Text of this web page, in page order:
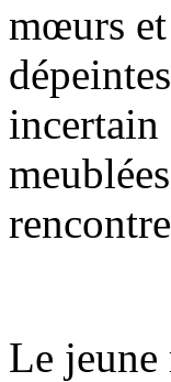
mœurs
incertain
Le jeune